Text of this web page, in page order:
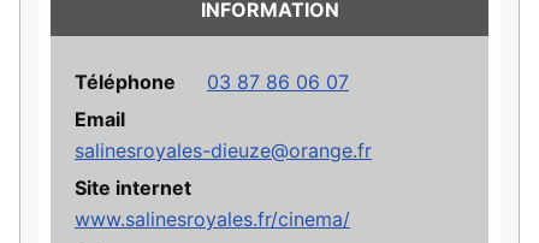
INFORMATION
Téléphone
03 87 86 06 07
Email
salinesroyales-dieuze@orange.fr
Site internet
www.salinesroyales.fr/cinema/